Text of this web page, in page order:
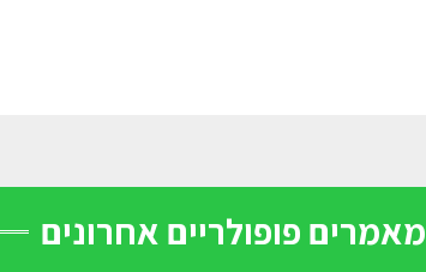
מאמרים פופולריים אחרונים